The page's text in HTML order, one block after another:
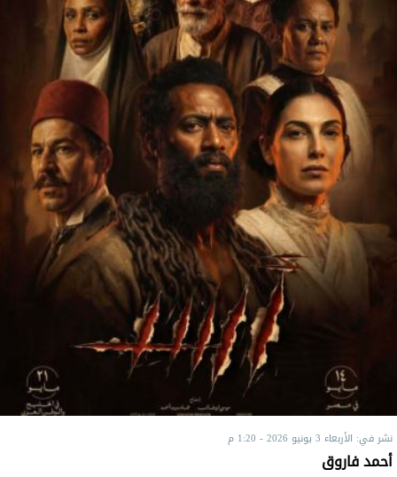
نشر في: الأربعاء 3 يونيو 2026 - 1:20 م
أحمد فاروق